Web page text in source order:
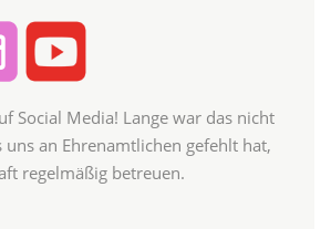
Social Media! Lange war das nicht
uns an Ehrenamtlichen gefehlt hat,
regelmäßig betreuen.